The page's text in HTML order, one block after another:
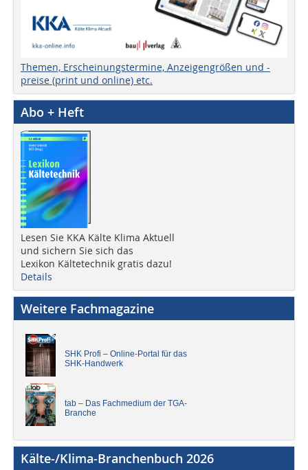
Themen, Erscheinungstermine, Anzeigengrößen und -
preise (print und online) etc.
Abo + Heft
Lesen Sie KKA Kälte Klima Aktuell
und sichern Sie sich das
Lexikon Kältetechnik gratis dazu!
Details
Weitere Fachmagazine
SHK Profi – Online-Portal für das
SHK-Handwerk
tab – Das Fachmedium der TGA-
Branche
Kälte-/Klima-Branchenbuch 2026